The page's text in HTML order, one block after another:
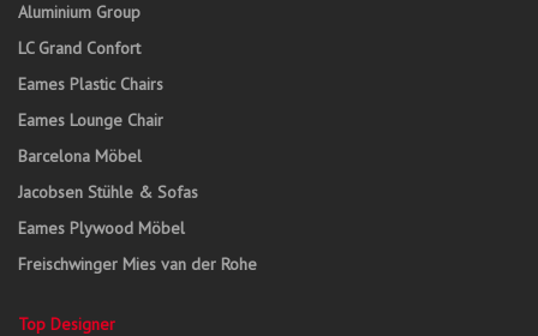
Aluminium Group
LC Grand Confort
Eames Plastic Chairs
Eames Lounge Chair
Barcelona Möbel
Jacobsen Stühle & Sofas
Eames Plywood Möbel
Freischwinger Mies van der Rohe
Top Designer